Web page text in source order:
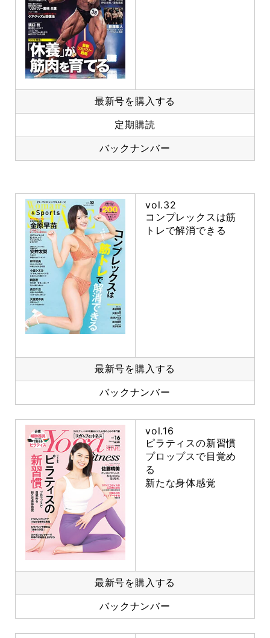
最新号を購入する
定期購読
バックナンバー
vol.32
コンプレックスは筋
トレで解消できる
最新号を購入する
バックナンバー
vol.16
ピラティスの新習慣
プロップスで目覚め
る
新たな身体感覚
最新号を購入する
バックナンバー